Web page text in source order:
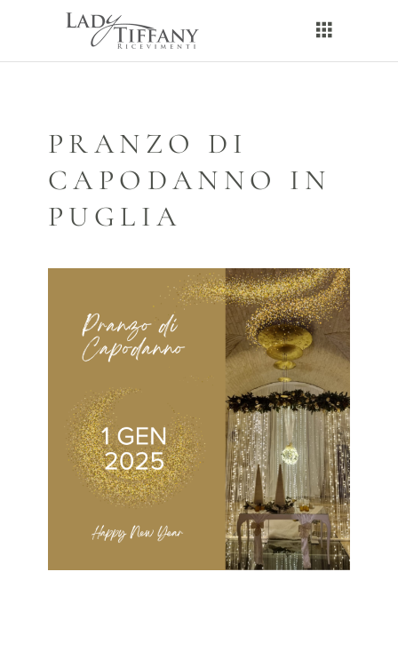
PRANZO DI
CAPODANNO IN
PUGLIA